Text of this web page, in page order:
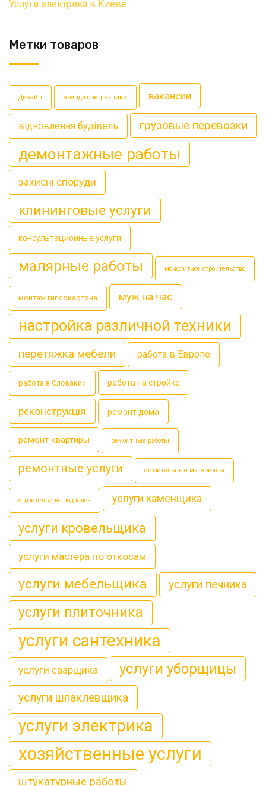
Услуги электрика в Киеве
Метки товаров
Дизайн аренда спецтехники вакансии
відновлення будівель грузовые перевозки
демонтажные работы
захисні споруди
клининговые услуги
консультационные услуги
малярные работы монолитное строительство
монтаж гипсокартона муж на час
настройка различной техники
перетяжка мебели работа в Европе
работа в Словакии работа на стройке
реконструкція ремонт дома
ремонт квартиры ремонтные работы
ремонтные услуги строительные материалы
строительство под ключ услуги каменщика
услуги кровельщика
услуги мастера по откосам
услуги мебельщика услуги печника
услуги плиточника
услуги сантехника
услуги сварщика услуги уборщицы
услуги шпаклевщика
услуги электрика
хозяйственные услуги
штукатурные работы